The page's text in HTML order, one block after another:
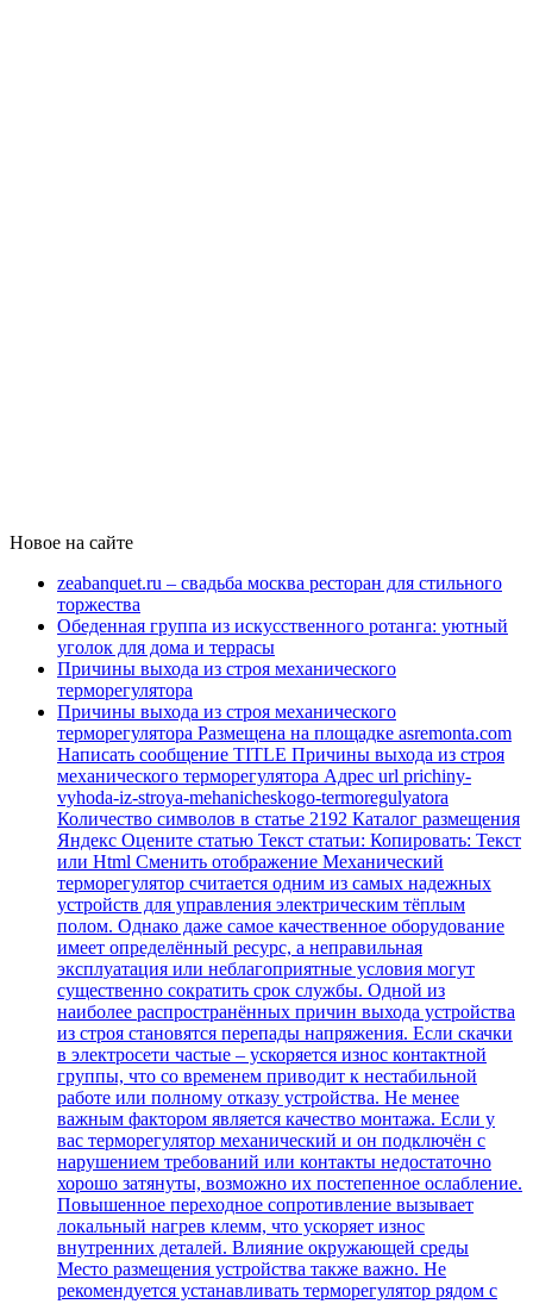
Новое на сайте
zeabanquet.ru – свадьба москва ресторан для стильного
торжества
Обеденная группа из искусственного ротанга: уютный
уголок для дома и террасы
Причины выхода из строя механического
терморегулятора
Причины выхода из строя механического
терморегулятора Размещена на площадке asremonta.com
Написать сообщение TITLE Причины выхода из строя
механического терморегулятора Адрес url prichiny-
vyhoda-iz-stroya-mehanicheskogo-termoregulyatora
Количество символов в статье 2192 Каталог размещения
Яндекс Оцените статью Текст статьи: Копировать: Текст
или Html Cменить отображение Механический
терморегулятор считается одним из самых надежных
устройств для управления электрическим тёплым
полом. Однако даже самое качественное оборудование
имеет определённый ресурс, а неправильная
эксплуатация или неблагоприятные условия могут
существенно сократить срок службы. Одной из
наиболее распространённых причин выхода устройства
из строя становятся перепады напряжения. Если скачки
в электросети частые – ускоряется износ контактной
группы, что со временем приводит к нестабильной
работе или полному отказу устройства. Не менее
важным фактором является качество монтажа. Если у
вас терморегулятор механический и он подключён с
нарушением требований или контакты недостаточно
хорошо затянуты, возможно их постепенное ослабление.
Повышенное переходное сопротивление вызывает
локальный нагрев клемм, что ускоряет износ
внутренних деталей. Влияние окружающей среды
Место размещения устройства также важно. Не
рекомендуется устанавливать терморегулятор рядом с